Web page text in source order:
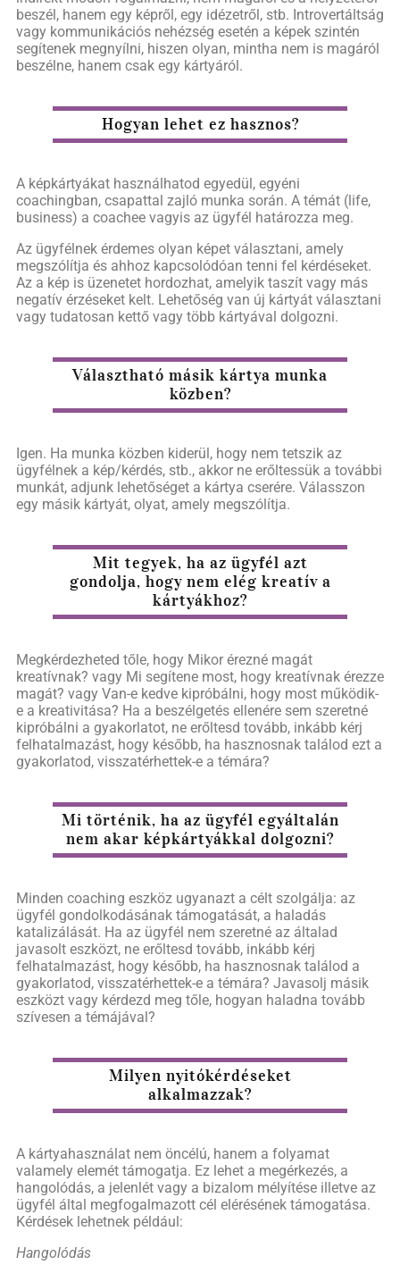
beszél, hanem egy képről, egy idézetről, stb. Introvertáltság
vagy kommunikációs nehézség esetén a képek szintén
segítenek megnyílni, hiszen olyan, mintha nem is magáról
beszélne, hanem csak egy kártyáról.
Hogyan lehet ez hasznos?
A képkártyákat használhatod egyedül, egyéni
coachingban, csapattal zajló munka során. A témát (life,
business) a coachee vagyis az ügyfél határozza meg.
Az ügyfélnek érdemes olyan képet választani, amely
megszólítja és ahhoz kapcsolódóan tenni fel kérdéseket.
Az a kép is üzenetet hordozhat, amelyik taszít vagy más
negatív érzéseket kelt. Lehetőség van új kártyát választani
vagy tudatosan kettő vagy több kártyával dolgozni.
Választható másik kártya munka
közben?
Igen. Ha munka közben kiderül, hogy nem tetszik az
ügyfélnek a kép/kérdés, stb., akkor ne erőltessük a további
munkát, adjunk lehetőséget a kártya cserére. Válasszon
egy másik kártyát, olyat, amely megszólítja.
Mit tegyek, ha az ügyfél azt
gondolja, hogy nem elég kreatív a
kártyákhoz?
Megkérdezheted tőle, hogy Mikor érezné magát
kreatívnak? vagy Mi segítene most, hogy kreatívnak érezze
magát? vagy Van-e kedve kipróbálni, hogy most működik-
e a kreativitása? Ha a beszélgetés ellenére sem szeretné
kipróbálni a gyakorlatot, ne erőltesd tovább, inkább kérj
felhatalmazást, hogy később, ha hasznosnak találod ezt a
gyakorlatod, visszatérhettek-e a témára?
Mi történik, ha az ügyfél egyáltalán
nem akar képkártyákkal dolgozni?
Minden coaching eszköz ugyanazt a célt szolgálja: az
ügyfél gondolkodásának támogatását, a haladás
katalizálását. Ha az ügyfél nem szeretné az általad
javasolt eszközt, ne erőltesd tovább, inkább kérj
felhatalmazást, hogy később, ha hasznosnak találod a
gyakorlatod, visszatérhettek-e a témára? Javasolj másik
eszközt vagy kérdezd meg tőle, hogyan haladna tovább
szívesen a témájával?
Milyen nyitókérdéseket
alkalmazzak?
A kártyahasználat nem öncélú, hanem a folyamat
valamely elemét támogatja. Ez lehet a megérkezés, a
hangolódás, a jelenlét vagy a bizalom mélyítése illetve az
ügyfél által megfogalmazott cél elérésének támogatása.
Kérdések lehetnek például:
Hangolódás